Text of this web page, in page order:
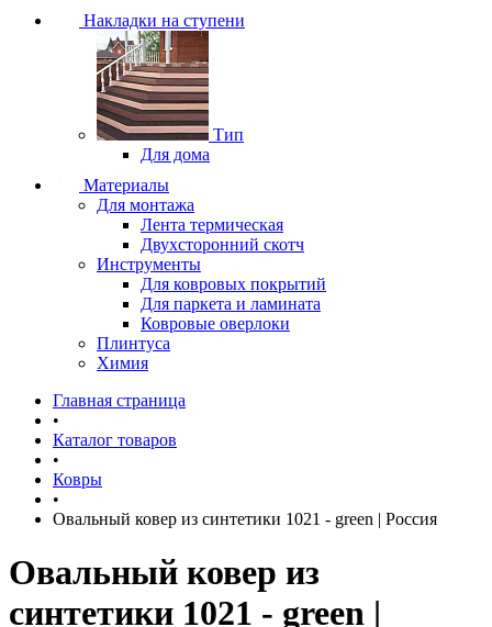
Накладки на ступени
Тип
Для дома
Материалы
Для монтажа
Лента термическая
Двухсторонний скотч
Инструменты
Для ковровых покрытий
Для паркета и ламината
Ковровые оверлоки
Плинтуса
Химия
Главная страница
•
Каталог товаров
•
Ковры
•
Овальный ковер из синтетики 1021 - green | Россия
Овальный ковер из
синтетики 1021 - green |